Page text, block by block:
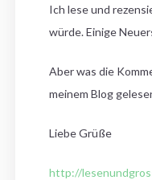
Ich lese und
würde. Einige
Aber was die
meinem Blog
Liebe Grüße
http://